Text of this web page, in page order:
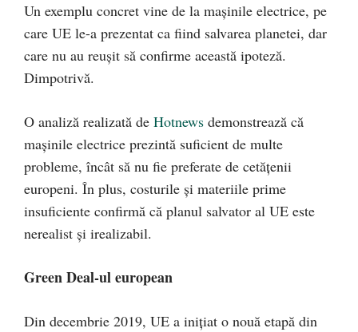
Un exemplu concret vine de la mașinile electrice, pe
care UE le-a prezentat ca fiind salvarea planetei, dar
care nu au reușit să confirme această ipoteză.
Dimpotrivă.
O analiză realizată de Hotnews demonstrează că
mașinile electrice prezintă suficient de multe
probleme, încât să nu fie preferate de cetățenii
europeni. În plus, costurile și materiile prime
insuficiente confirmă că planul salvator al UE este
nerealist și irealizabil.
Green Deal-ul european
Din decembrie 2019, UE a inițiat o nouă etapă din